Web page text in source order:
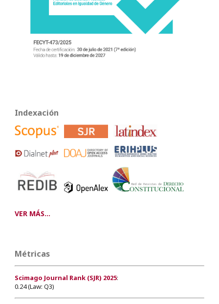
Indexación
VER MÁS...
Métricas
Scimago Journal Rank (SJR) 2025:
0.24 (Law: Q3)